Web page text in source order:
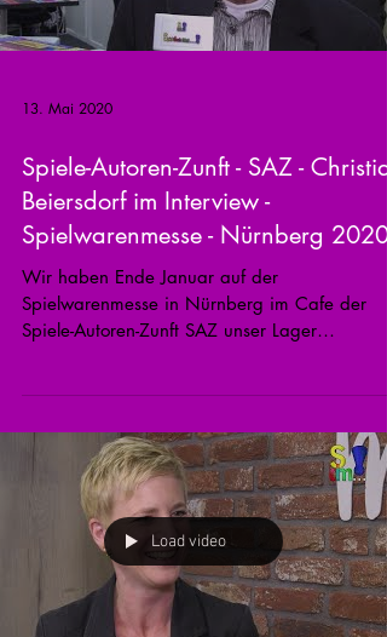
13. Mai 2020
Spiele-Autoren-Zunft - SAZ -
Beiersdorf im Interview -
Spielwarenmesse - Nürnberg 2020
Wir haben Ende Januar auf der
Spielwarenmesse in Nürnberg im Cafe der
Spiele-Autoren-Zunft SAZ unser Lager
Load video